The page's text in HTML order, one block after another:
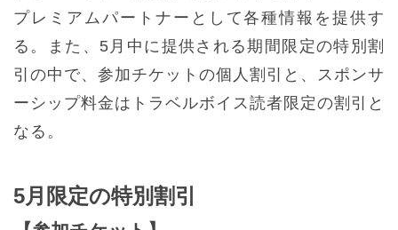
プレミアムパートナーとして各種情報を提供す
る。また、5月中に提供される期間限定の特別割
引の中で、参加チケットの個人割引と、スポンサ
ーシップ料金はトラベルボイス読者限定の割引と
なる。
5月限定の特別割引